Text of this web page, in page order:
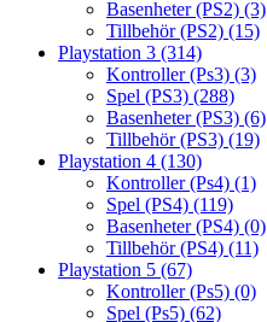
Basenheter (PS2) (3)
Tillbehör (PS2) (15)
Playstation 3 (314)
Kontroller (Ps3) (3)
Spel (PS3) (288)
Basenheter (PS3) (6)
Tillbehör (PS3) (19)
Playstation 4 (130)
Kontroller (Ps4) (1)
Spel (PS4) (119)
Basenheter (PS4) (0)
Tillbehör (PS4) (11)
Playstation 5 (67)
Kontroller (Ps5) (0)
Spel (Ps5) (62)